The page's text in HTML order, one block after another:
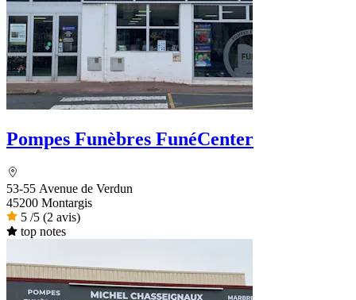
Pompes Funèbres FunéCenter
53-55 Avenue de Verdun
45200 Montargis
5 /5 (2 avis)
top notes